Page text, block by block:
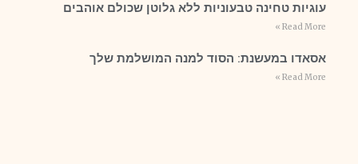
עוגיות טחינה טבעוניות ללא גלוטן שכולם אוהבים
Read More »
אסאדו במעשנת: הסוד למנה המושלמת שלך
Read More »